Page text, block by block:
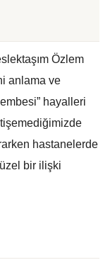
Özlem
anlama ve
hayalleri
hastanelerde
bir ilişki